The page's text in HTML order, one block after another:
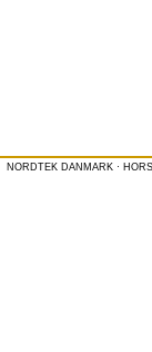
NORDTEK DANMARK ·